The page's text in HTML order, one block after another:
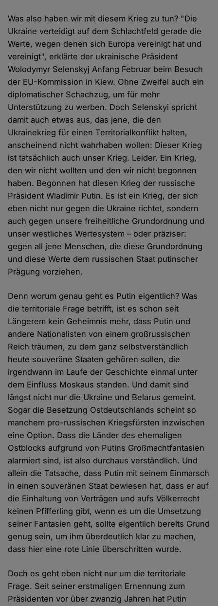
Was also haben wir mit diesem Krieg zu tun? "Die
Ukraine verteidigt auf dem Schlachtfeld gerade die
Werte, wegen denen sich Europa vereinigt hat und
vereinigt", erklärte der ukrainische Präsident
Wolodymyr Selenskyj Anfang Februar beim Besuch
der EU-Kommission in Kiew. Ohne Zweifel auch ein
diplomatischer Schachzug, um für mehr
Unterstützung zu werben. Doch Selenskyi spricht
damit auch etwas aus, das jene, die den
Ukrainekrieg für einen Territorialkonflikt halten,
anscheinend nicht wahrhaben wollen: Dieser Krieg
ist tatsächlich auch unser Krieg. Leider. Ein Krieg,
den wir nicht wollten und den wir nicht begonnen
haben. Begonnen hat diesen Krieg der russische
Präsident Wladimir Putin. Es ist ein Krieg, der sich
eben nicht nur gegen die Ukraine richtet, sondern
auch gegen unsere freiheitliche Grundordnung und
unser westliches Wertesystem – oder präziser:
gegen all jene Menschen, die diese Grundordnung
und diese Werte dem russischen Staat putinscher
Prägung vorziehen.
Denn worum genau geht es Putin eigentlich? Was
die territoriale Frage betrifft, ist es schon seit
Längerem kein Geheimnis mehr, dass Putin und
andere Nationalisten von einem großrussischen
Reich träumen, zu dem ganz selbstverständlich
heute souveräne Staaten gehören sollen, die
irgendwann im Laufe der Geschichte einmal unter
dem Einfluss Moskaus standen. Und damit sind
längst nicht nur die Ukraine und Belarus gemeint.
Sogar die Besetzung Ostdeutschlands scheint so
manchem pro-russischen Kriegsfürsten inzwischen
eine Option. Dass die Länder des ehemaligen
Ostblocks aufgrund von Putins Großmachtfantasien
alarmiert sind, ist also durchaus verständlich. Und
allein die Tatsache, dass Putin mit seinem Einmarsch
in einen souveränen Staat bewiesen hat, dass er auf
die Einhaltung von Verträgen und aufs Völkerrecht
keinen Pfifferling gibt, wenn es um die Umsetzung
seiner Fantasien geht, sollte eigentlich bereits Grund
genug sein, um ihm überdeutlich klar zu machen,
dass hier eine rote Linie überschritten wurde.
Doch es geht eben nicht nur um die territoriale
Frage. Seit seiner erstmaligen Ernennung zum
Präsidenten vor über zwanzig Jahren hat Putin